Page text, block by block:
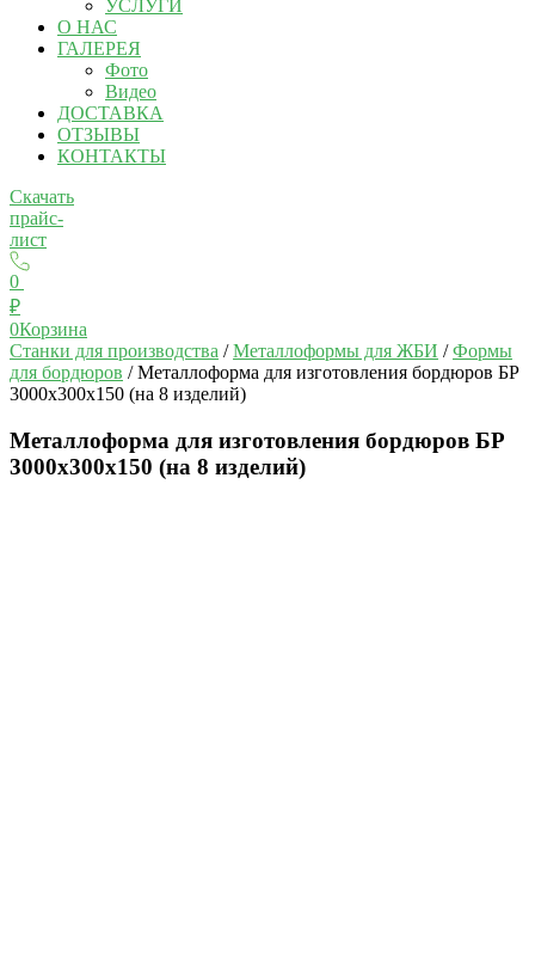
УСЛУГИ
О НАС
ГАЛЕРЕЯ
Фото
Видео
ДОСТАВКА
ОТЗЫВЫ
КОНТАКТЫ
Скачать
прайс-
лист
0
₽
0Корзина
Станки для производства /Металлоформы для ЖБИ /Формы
для бордюров / Металлоформа для изготовления бордюров БР
3000х300х150 (на 8 изделий)
Металлоформа для изготовления бордюров БР
3000х300х150 (на 8 изделий)